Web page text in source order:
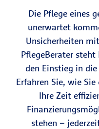
Die Pflege eines
unerwartet
Unsicherheiten
PflegeBerater
den Einstieg in
Erfahren Sie, wie
Ihre Zeit
stehen –